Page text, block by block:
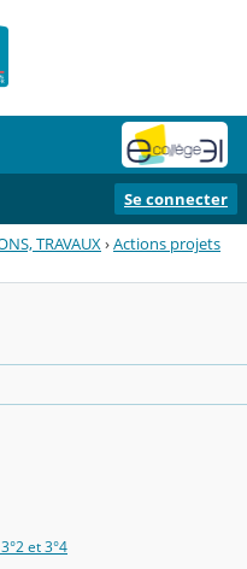
Se connecter
TRAVAUX ›Actions projets
et 3°4